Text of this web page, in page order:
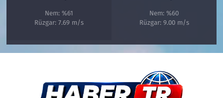
Nem: %61
Rüzgar: 7.69 m/s
Nem: %60
Rüzgar: 9.00 m/s